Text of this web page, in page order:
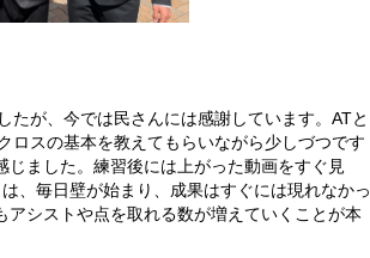
たが、今では民さんには感謝しています。ATと
ロスの基本を教えてもらいながら少しづつです
ました。練習後には上がった動画をすぐ見
、毎日壁が始まり、成果はすぐには現れなかっ
シストや点を取れる数が増えていくことが本